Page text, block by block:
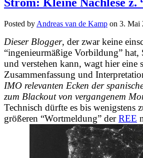
Posted by Andreas van de Kamp on 3. Mai
Dieser Blogger, der zwar keine
“ingenieurmäßige Vorbildung” hat,
und verstehen kann, wagt hier eine
Zusammenfassung und
IMO relevanten Ecken der
zum Blackout von vergangenem
Technisch dürfte es bis wenigstens
größeren “Wortmeldung” derREE